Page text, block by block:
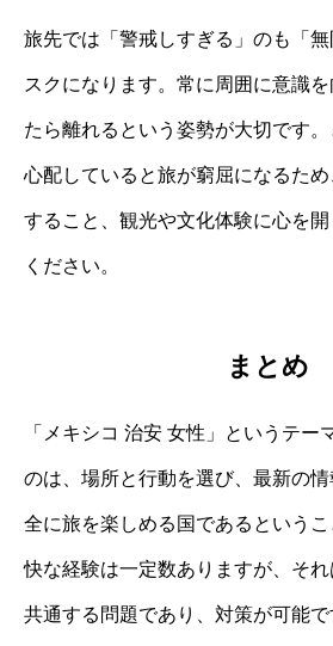
旅先では「警戒しすぎる」のも「
スクになります。常に周囲に意識
たら離れるという姿勢が大切です
心配していると旅が窮屈になるた
すること、観光や文化体験に心を
ください。
まとめ
「メキシコ 治安 女性」というテー
のは、場所と行動を選び、最新の
全に旅を楽しめる国であるという
快な経験は一定数ありますが、そ
共通する問題であり、対策が可能で